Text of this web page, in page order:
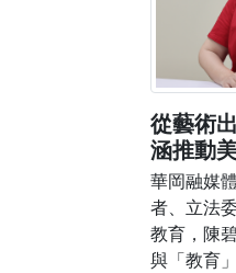
從藝術
涵推動
華岡融媒
者、立法
教育，陳
與「教育